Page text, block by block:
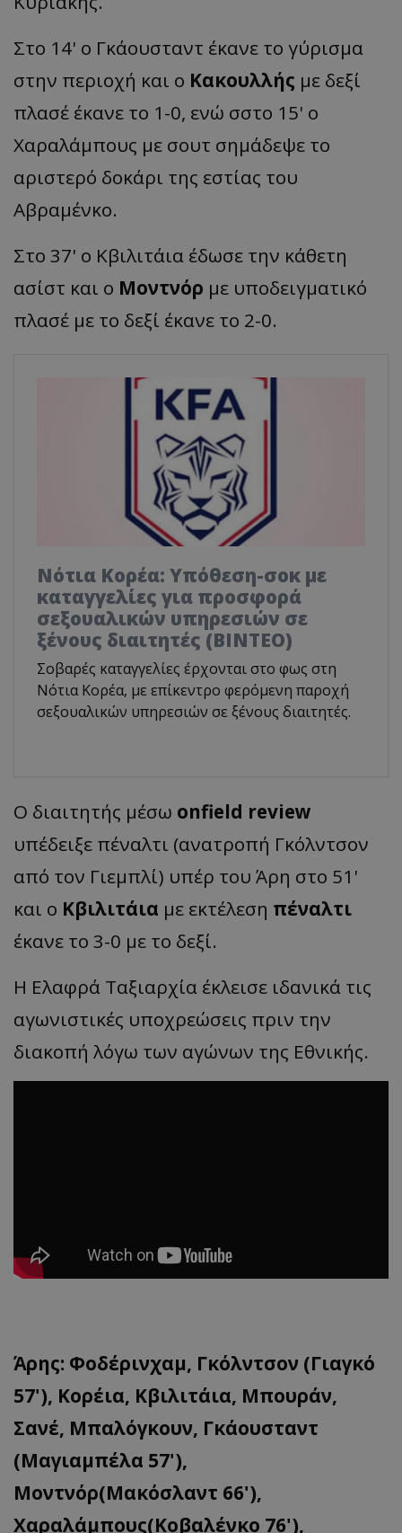
Στο 14' ο Γκάουσταντ έκανε το γύρισμα
στην περιοχή και ο Κακουλλής με δεξί
πλασέ έκανε το 1-0, ενώ σστο 15' ο
Χαραλάμπους με σουτ σημάδεψε το
αριστερό δοκάρι της εστίας του
Αβραμένκο.
Στο 37' ο Κβιλιτάια έδωσε την κάθετη
ασίστ και ο Μοντνόρ με υποδειγματικό
πλασέ με το δεξί έκανε το 2-0.
Νότια Κορέα: Υπόθεση-σοκ με
καταγγελίες για προσφορά
σεξουαλικών υπηρεσιών σε
ξένους διαιτητές (BINTEO)
Σοβαρές καταγγελίες έρχονται στο φως στη
Νότια Κορέα, με επίκεντρο φερόμενη παροχή
σεξουαλικών υπηρεσιών σε ξένους διαιτητές.
Ο διαιτητής μέσω onfield review
υπέδειξε πέναλτι (ανατροπή Γκόλντσον
από τον Γιεμπλί) υπέρ του Άρη στο 51'
και ο Κβιλιτάια με εκτέλεση πέναλτι
έκανε το 3-0 με το δεξί.
Η Ελαφρά Ταξιαρχία έκλεισε ιδανικά τις
αγωνιστικές υποχρεώσεις πριν την
διακοπή λόγω των αγώνων της Εθνικής.
Άρης: Φοδέρινχαμ, Γκόλντσον (Γιαγκό
57'), Κορέια, Κβιλιτάια, Μπουράν,
Σανέ, Μπαλόγκουν, Γκάουσταντ
(Μαγιαμπέλα 57'),
Μοντνόρ(Μακόσλαντ 66'),
Χαραλάμπους(Κοβαλένκο 76'),